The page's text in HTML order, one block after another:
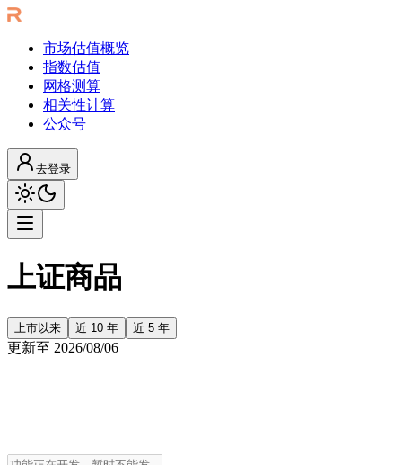
市场估值概览
指数估值
网格测算
相关性计算
公众号
去登录
上证商品
上市以来 近 10 年 近 5 年
更新至 2026/08/06